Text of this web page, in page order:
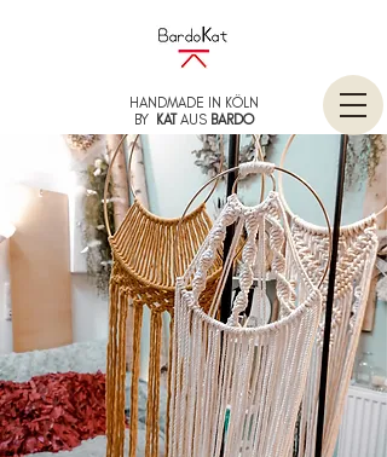
HANDMADE IN KÖLN
BY KATAUS BARDO